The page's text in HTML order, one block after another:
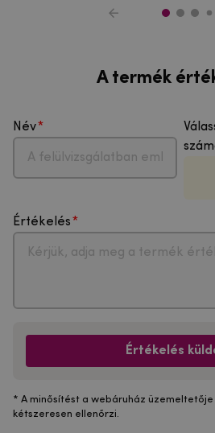
A termék
Név
Értékelés
Értékelés
* A minősítést a webáruház
kétszeresen ellenőrzi.